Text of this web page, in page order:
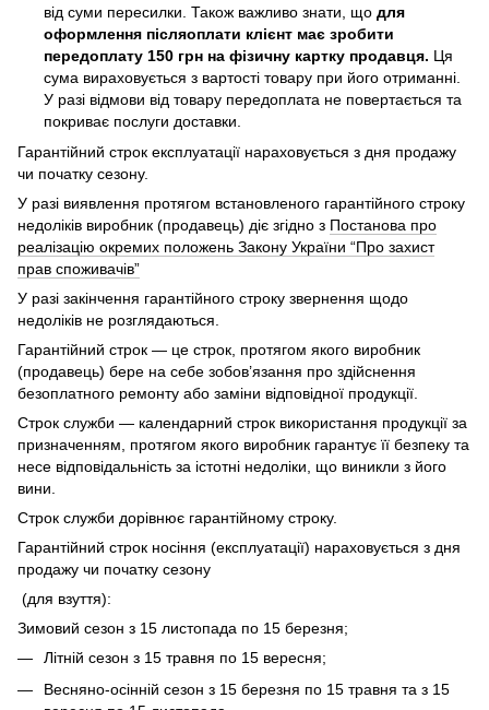
від суми пересилки. Також важливо знати, що для
оформлення післяоплати клієнт має зробити
передоплату 150 грн на фізичну картку продавця. Ця
сума вираховується з вартості товару при його отриманні.
У разі відмови від товару передоплата не повертається та
покриває послуги доставки.
Гарантійний строк експлуатації нараховується з дня продажу
чи початку сезону.
У разі виявлення протягом встановленого гарантійного строку
недоліків виробник (продавець) діє згідно з Постанова про
реалізацію окремих положень Закону України “Про захист
прав споживачів”
У разі закінчення гарантійного строку звернення щодо
недоліків не розглядаються.
Гарантійний строк — це строк, протягом якого виробник
(продавець) бере на себе зобов’язання про здійснення
безоплатного ремонту або заміни відповідної продукції.
Строк служби — календарний строк використання продукції за
призначенням, протягом якого виробник гарантує її безпеку та
несе відповідальність за істотні недоліки, що виникли з його
вини.
Строк служби дорівнює гарантійному строку.
Гарантійний строк носіння (експлуатації) нараховується з дня
продажу чи початку сезону
(для взуття):
Зимовий сезон з 15 листопада по 15 березня;
Літній сезон з 15 травня по 15 вересня;
Весняно-осінній сезон з 15 березня по 15 травня та з 15